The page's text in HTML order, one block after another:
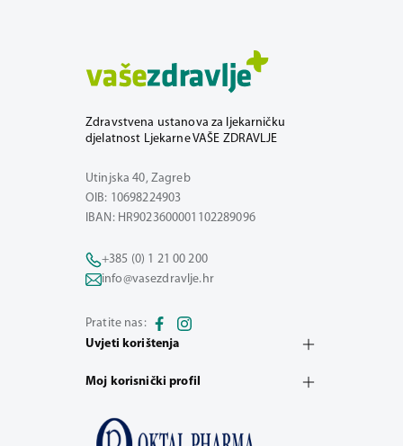
Zdravstvena ustanova za ljekarničku
djelatnost Ljekarne VAŠE ZDRAVLJE
Utinjska 40, Zagreb
OIB: 10698224903
IBAN: HR9023600001102289096
+385 (0) 1 21 00 200
info@vasezdravlje.hr
Pratite nas:
Uvjeti korištenja
Moj korisnički profil